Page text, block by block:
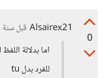
0
Alsairex21 قبل
للفرد بدل tu